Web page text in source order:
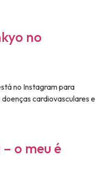
no
no Instagram para
cardiovasculares e
o meu é